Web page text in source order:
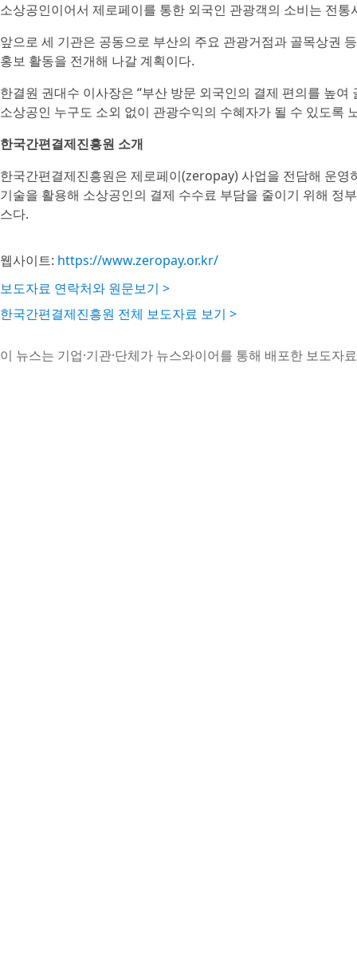
소상공인이어서 제로페이를 통한 외국인 관광객의 소비는 전
앞으로 세 기관은 공동으로 부산의 주요 관광거점과 골목상권
홍보 활동을 전개해 나갈 계획이다.
한결원 권대수 이사장은 “부산 방문 외국인의 결제 편의를 높
소상공인 누구도 소외 없이 관광수익의 수혜자가 될 수 있도록
한국간편결제진흥원 소개
한국간편결제진흥원은 제로페이(zeropay) 사업을 전담해 운
기술을 활용해 소상공인의 결제 수수료 부담을 줄이기 위해 정
스다.
웹사이트: https://www.zeropay.or.kr/
보도자료 연락처와 원문보기 >
한국간편결제진흥원 전체 보도자료 보기 >
이 뉴스는 기업·기관·단체가 뉴스와이어를 통해 배포한 보도자